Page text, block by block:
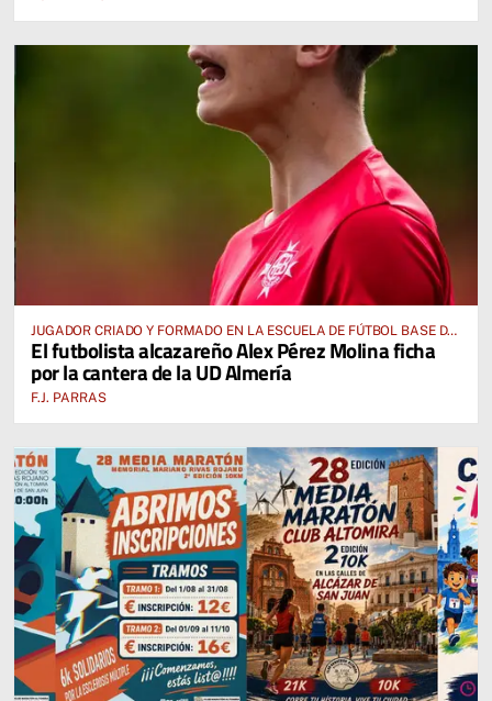
JUGADOR CRIADO Y FORMADO EN LA ESCUELA DE FÚTBOL BASE DE
ALCÁZAR DE SAN JUAN
El futbolista alcazareño Alex Pérez Molina ficha
por la cantera de la UD Almería
F.J. PARRAS